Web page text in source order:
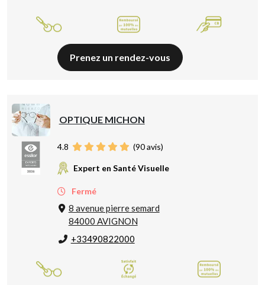
Prenez un rendez-vous
OPTIQUE MICHON
4.8 (90avis)
Expert en Santé Visuelle
Fermé
8 avenue pierre semard
84000 AVIGNON
+33490822000